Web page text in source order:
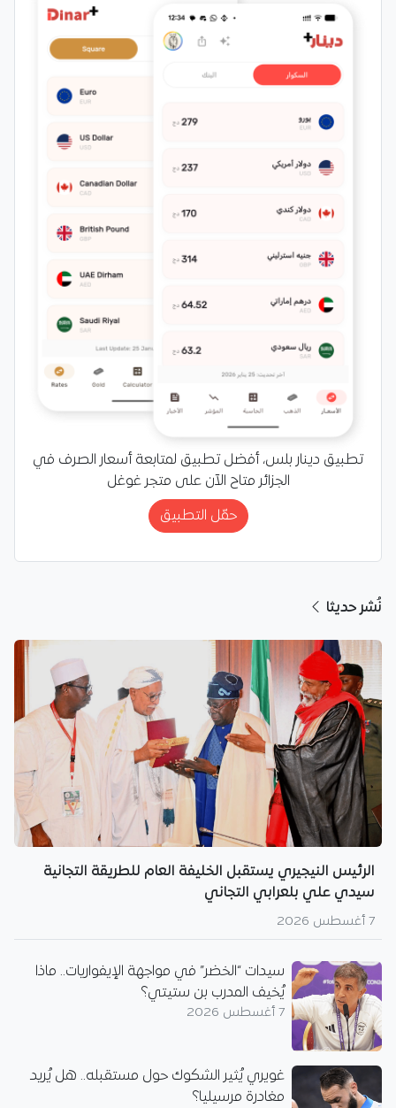
تطبيق دينار بلس، أفضل تطبيق لمتابعة أسعار الصرف في
الجزائر متاح الآن على متجر غوغل
حمّل التطبيق
نُشر حديثا
الرئيس النيجيري يستقبل الخليفة العام للطريقة التجانية
سيدي علي بلعرابي التجاني
7 أغسطس 2026
سيدات “الخضر” في مواجهة الإيفواريات.. ماذا
يُخيف المدرب بن ستيتي؟
7 أغسطس 2026
غويري يُثير الشكوك حول مستقبله.. هل يُريد
مغادرة مرسيليا؟